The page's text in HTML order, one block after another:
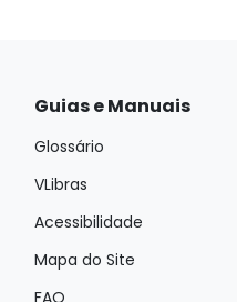
Guias e Manuais
Glossário
VLibras
Acessibilidade
Mapa do Site
FAQ